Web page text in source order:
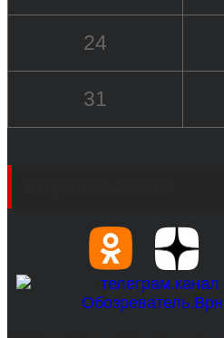
24
31